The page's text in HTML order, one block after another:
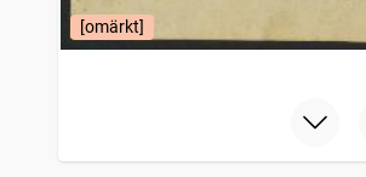
[omärkt]